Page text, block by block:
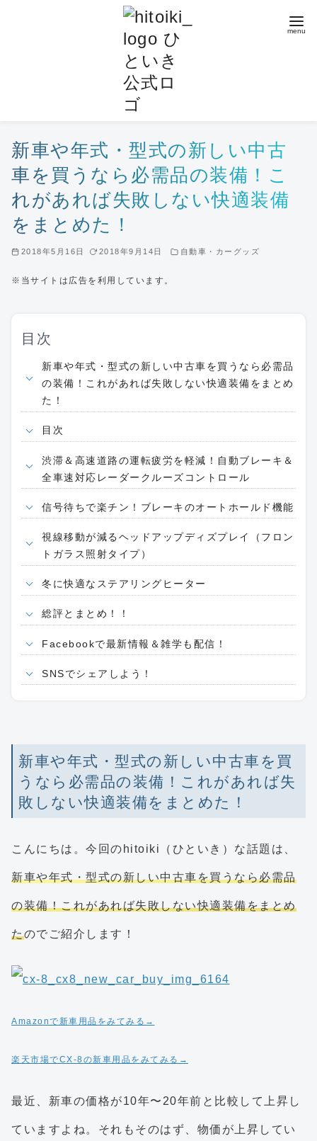
新車や年式・型式の新しい中古
車を買うなら必需品の装備！こ
れがあれば失敗しない快適装備
をまとめた！
2018年5月16日 2018年9月14日 自動車・カーグッズ
※当サイトは広告を利用しています。
目次
新車や年式・型式の新しい中古車を買うなら必需品
の装備！これがあれば失敗しない快適装備をまとめ
た！
目次
渋滞＆高速道路の運転疲労を軽減！自動ブレーキ＆
全車速対応レーダークルーズコントロール
信号待ちで楽チン！ブレーキのオートホールド機能
視線移動が減るヘッドアップディズプレイ（フロン
トガラス照射タイプ）
冬に快適なステアリングヒーター
総評とまとめ！！
Facebookで最新情報＆雑学も配信！
SNSでシェアしよう！
新車や年式・型式の新しい中古車を買
うなら必需品の装備！これがあれば失
敗しない快適装備をまとめた！
こんにちは。今回のhitoiki（ひといき）な話題は、
新車や年式・型式の新しい中古車を買うなら必需品
の装備！これがあれば失敗しない快適装備をまとめ
たのでご紹介します！
Amazonで新車用品をみてみる→
楽天市場でCX-8の新車用品をみてみる→
最近、新車の価格が10年〜20年前と比較して上昇し
ていますよね。それもそのはず、物価が上昇してい